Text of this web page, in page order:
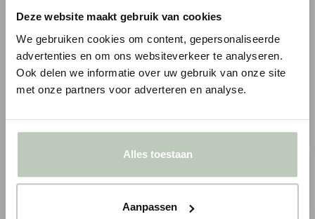
Deze website maakt gebruik van cookies
We gebruiken cookies om content, gepersonaliseerde
advertenties en om ons websiteverkeer te analyseren.
Ook delen we informatie over uw gebruik van onze site
met onze partners voor adverteren en analyse.
Alles toestaan
Aanpassen
100% bio circulair,
Vanaf
€ 20,85 € 17,73 p/m
incl. BTW
● Voor 10.15 uur besteld, vandaag
Direct overschilderbaar
alternatief voor MDF
€ 9,05 € 7,70p/m
incl. BTW
● Voor 10.15 uur besteld, vandaag